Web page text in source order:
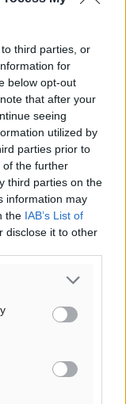
third parties, or
for
below opt-out
that after your
seeing
utilized by
parties prior to
of the further
third parties on the
information may
the IAB’s List of
disclose it to other
επιβάτες
Λαύριο